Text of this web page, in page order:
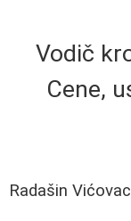
Vodič
Cene,
Radašin Vićovac